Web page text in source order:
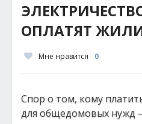
ОПЛАТЯТ
Мне нравится 0
Спор о том, кому
для общедомовых нужд